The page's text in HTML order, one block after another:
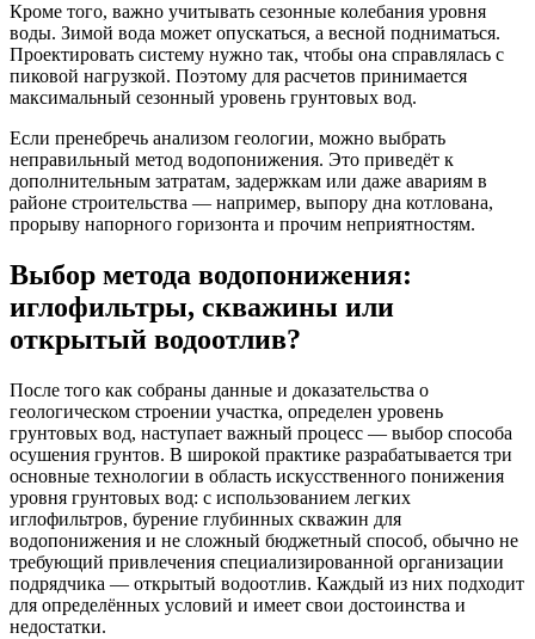
Кроме того, важно учитывать сезонные колебания уровня
воды. Зимой вода может опускаться, а весной подниматься.
Проектировать систему нужно так, чтобы она справлялась с
пиковой нагрузкой. Поэтому для расчетов принимается
максимальный сезонный уровень грунтовых вод.
Если пренебречь анализом геологии, можно выбрать
неправильный метод водопонижения. Это приведёт к
дополнительным затратам, задержкам или даже авариям в
районе строительства — например, выпору дна котлована,
прорыву напорного горизонта и прочим неприятностям.
Выбор метода водопонижения:
иглофильтры, скважины или
открытый водоотлив?
После того как собраны данные и доказательства о
геологическом строении участка, определен уровень
грунтовых вод, наступает важный процесс — выбор способа
осушения грунтов. В широкой практике разрабатывается три
основные технологии в область искусственного понижения
уровня грунтовых вод: с использованием легких
иглофильтров, бурение глубинных скважин для
водопонижения и не сложный бюджетный способ, обычно не
требующий привлечения специализированной организации
подрядчика — открытый водоотлив. Каждый из них подходит
для определённых условий и имеет свои достоинства и
недостатки.